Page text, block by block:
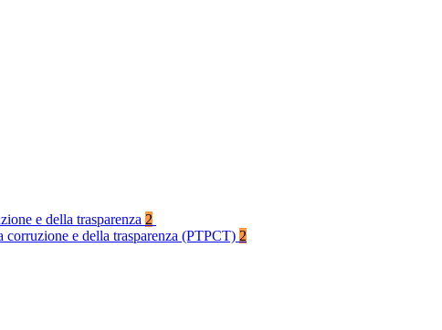
e della trasparenza 2
e della trasparenza (PTPCT) 2